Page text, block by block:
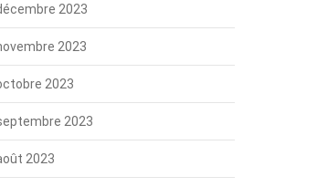
2023
2023
2023
2023
2023